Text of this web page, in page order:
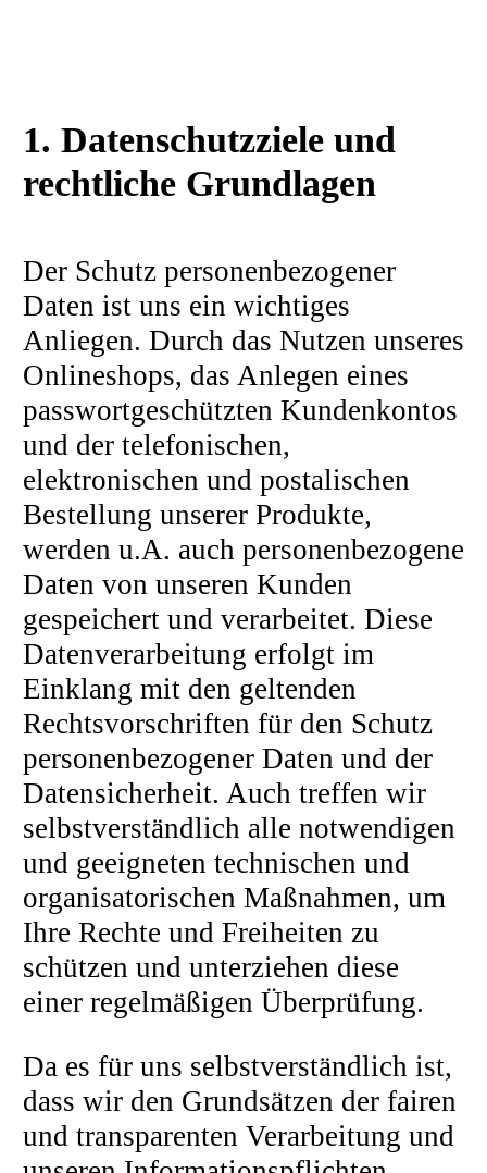
1. Datenschutzziele und
rechtliche Grundlagen
Der Schutz personenbezogener
Daten ist uns ein wichtiges
Anliegen. Durch das Nutzen unseres
Onlineshops, das Anlegen eines
passwortgeschützten Kundenkontos
und der telefonischen,
elektronischen und postalischen
Bestellung unserer Produkte,
werden u.A. auch personenbezogene
Daten von unseren Kunden
gespeichert und verarbeitet. Diese
Datenverarbeitung erfolgt im
Einklang mit den geltenden
Rechtsvorschriften für den Schutz
personenbezogener Daten und der
Datensicherheit. Auch treffen wir
selbstverständlich alle notwendigen
und geeigneten technischen und
organisatorischen Maßnahmen, um
Ihre Rechte und Freiheiten zu
schützen und unterziehen diese
einer regelmäßigen Überprüfung.
Da es für uns selbstverständlich ist,
dass wir den Grundsätzen der fairen
und transparenten Verarbeitung und